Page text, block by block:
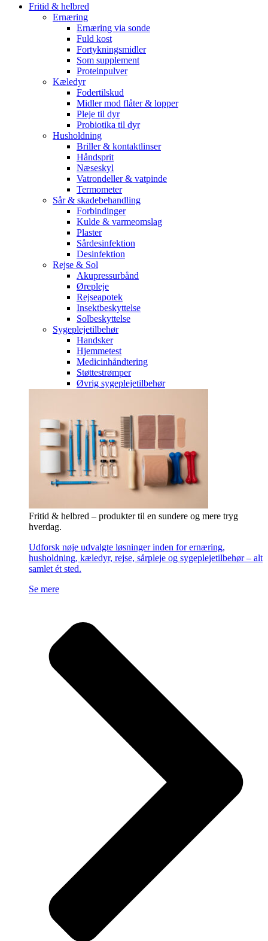
Fritid & helbred
Ernæring
Ernæring via sonde
Fuld kost
Fortykningsmidler
Som supplement
Proteinpulver
Kæledyr
Fodertilskud
Midler mod flåter & lopper
Pleje til dyr
Probiotika til dyr
Husholdning
Briller & kontaktlinser
Håndsprit
Næseskyl
Vatrondeller & vatpinde
Termometer
Sår & skadebehandling
Forbindinger
Kulde & varmeomslag
Plaster
Sårdesinfektion
Desinfektion
Rejse & Sol
Akupressurbånd
Ørepleje
Rejseapotek
Insektbeskyttelse
Solbeskyttelse
Sygeplejetilbehør
Handsker
Hjemmetest
Medicinhåndtering
Støttestrømper
Øvrig sygeplejetilbehør
Fritid & helbred – produkter til en sundere og mere tryg
hverdag.
Udforsk nøje udvalgte løsninger inden for ernæring,
husholdning, kæledyr, rejse, sårpleje og sygeplejetilbehør – alt
samlet ét sted.
Se mere